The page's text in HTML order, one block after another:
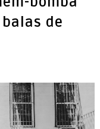
de